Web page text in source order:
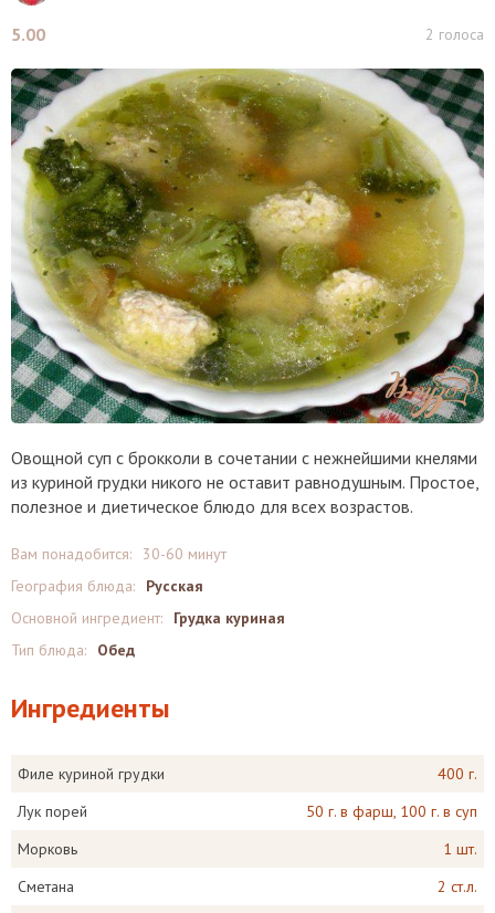
5.00 2 голоса
Овощной суп с брокколи в сочетании с нежнейшими кнелями
из куриной грудки никого не оставит равнодушным. Простое,
полезное и диетическое блюдо для всех возрастов.
Вам понадобится:
30-60 минут
География блюда:
Русская
Основной ингредиент:
Грудка куриная
Тип блюда:
Обед
Ингредиенты
Филе куриной грудки
400 г.
Лук порей
50 г. в фарш, 100 г. в суп
Морковь
1 шт.
Сметана
2 ст.л.